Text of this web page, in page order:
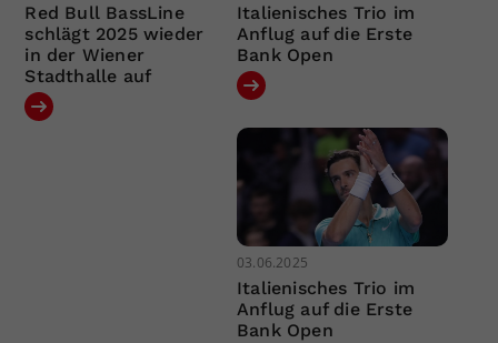
Red Bull BassLine
schlägt 2025 wieder
in der Wiener
Stadthalle auf
Italienisches Trio im
Anflug auf die Erste
Bank Open
03.06.2025
Italienisches Trio im
Anflug auf die Erste
Bank Open